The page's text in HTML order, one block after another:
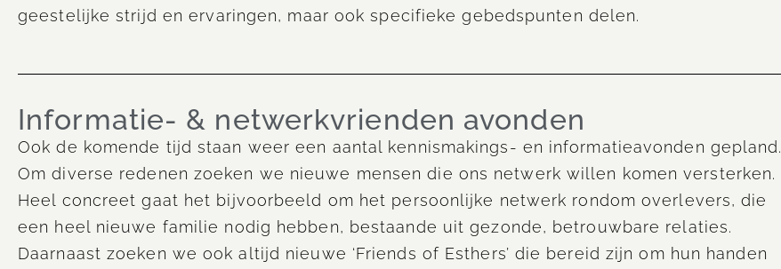
geestelijke strijd en ervaringen, maar ook specifieke gebedspunten delen.
Informatie- & netwerkvrienden avonden
Ook de komende tijd staan weer een aantal kennismakings- en informatieavonden gepland.
Om diverse redenen zoeken we nieuwe mensen die ons netwerk willen komen versterken.
Heel concreet gaat het bijvoorbeeld om het persoonlijke netwerk rondom overlevers, die
een heel nieuwe familie nodig hebben, bestaande uit gezonde, betrouwbare relaties.
Daarnaast zoeken we ook altijd nieuwe ‘Friends of Esthers’ die bereid zijn om hun handen